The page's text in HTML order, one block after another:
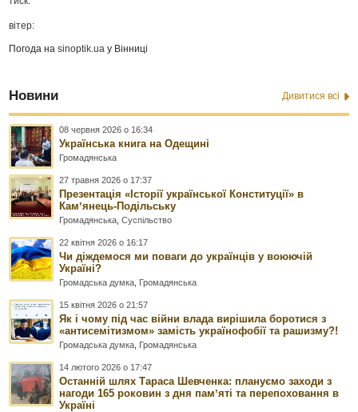
вітер:
Погода наsinoptik.ua у Вінниці
Новини Дивитися всі
08 червня 2026 о 16:34
Українська книга на Одещині
Громадянська
27 травня 2026 о 17:37
Презентація «Історії української Конституції» в
Камʼянець-Подільську
Громадянська ,Суспільство
22 квітня 2026 о 16:17
Чи діждемося ми поваги до українців у воюючій
Україні?
Громадська думка Громадянська
15 квітня 2026 о 21:57
Як і чому під час війни влада вирішила боротися з
«антисемітизмом» замість українофобії та рашизму?!
Громадська думка Громадянська
14 лютого 2026 о 17:47
Останній шлях Тараса Шевченка: плануємо заходи з
нагоди 165 роковин з дня памʼяті та перепоховання в
Україні